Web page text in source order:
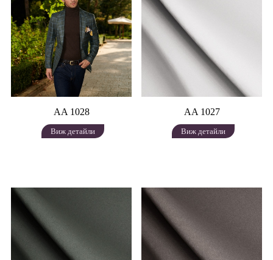
AA 1028
Виж детайли
AA 1027
Виж детайли